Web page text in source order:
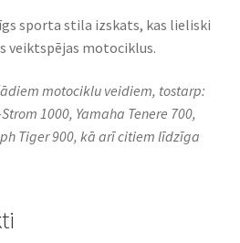
sporta stila izskats, kas lieliski
veiktspējas motociklus.​
motociklu veidiem, tostarp:
Strom 1000, Yamaha Tenere 700,
Tiger 900, kā arī citiem līdzīga